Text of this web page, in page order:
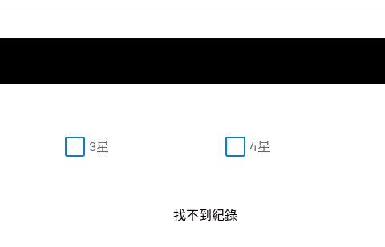
3星 4星
找不到紀錄